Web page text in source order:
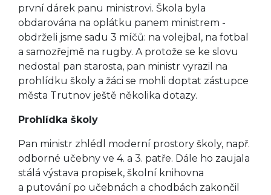
první dárek panu ministrovi. Škola byla
obdarována na oplátku panem ministrem -
obdrželi jsme sadu 3 míčů: na volejbal, na fotbal
a samozřejmě na rugby. A protože se ke slovu
nedostal pan starosta, pan ministr vyrazil na
prohlídku školy a žáci se mohli doptat zástupce
města Trutnov ještě několika dotazy.
Prohlídka školy
Pan ministr zhlédl moderní prostory školy, např.
odborné učebny ve 4. a 3. patře. Dále ho zaujala
stálá výstava propisek, školní knihovna
a putování po učebnách a chodbách zakončil